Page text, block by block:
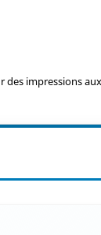
des impressions